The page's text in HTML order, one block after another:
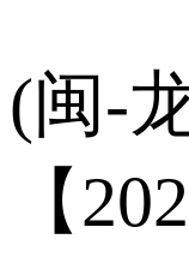
(闽-
【